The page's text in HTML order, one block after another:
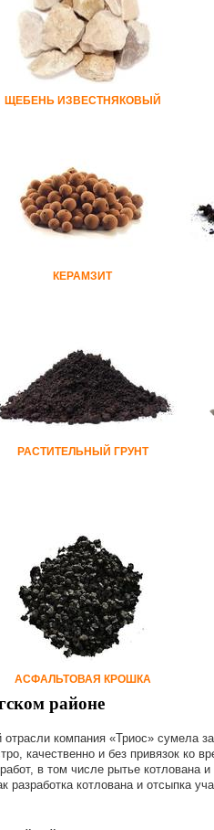
ЩЕБЕНЬ ИЗВЕСТНЯКОВЫЙ
КЕРАМЗИТ
РАСТИТЕЛЬНЫЙ ГРУНТ
АСФАЛЬТОВАЯ КРОШКА
районе
компания «Триос» сумела
качественно и без привязок ко
в том числе рытье котлована и
разработка котлована и отсыпка